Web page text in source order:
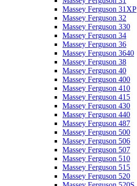
Massey Ferguson 31XP
Massey Ferguson 32
Massey Ferguson 330
Massey Ferguson 34
Massey Ferguson 36
Massey Ferguson 3640
Massey Ferguson 38
Massey Ferguson 40
Massey Ferguson 400
Massey Ferguson 410
Massey Ferguson 415
Massey Ferguson 430
Massey Ferguson 440
Massey Ferguson 487
Massey Ferguson 500
Massey Ferguson 506
Massey Ferguson 507
Massey Ferguson 510
Massey Ferguson 515
Massey Ferguson 520